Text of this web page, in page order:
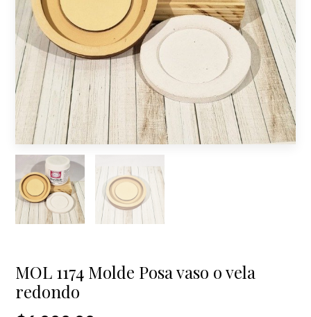
MOL 1174 Molde Posa vaso o vela
redondo